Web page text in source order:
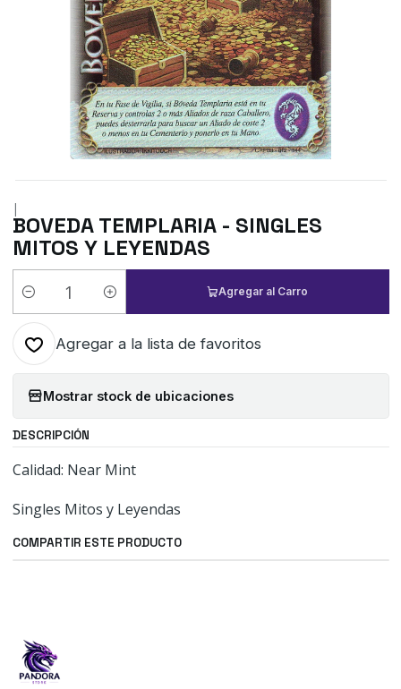
|
BOVEDA TEMPLARIA - SINGLES
MITOS Y LEYENDAS
Cantidad
Agregar al Carro
Agregar a la lista de favoritos
Mostrar stock de ubicaciones
DESCRIPCIÓN
Calidad: Near Mint
Singles Mitos y Leyendas
COMPARTIR ESTE PRODUCTO